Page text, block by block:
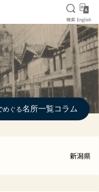
検索を
検索 English
めぐる名所一覧コラム
新潟県